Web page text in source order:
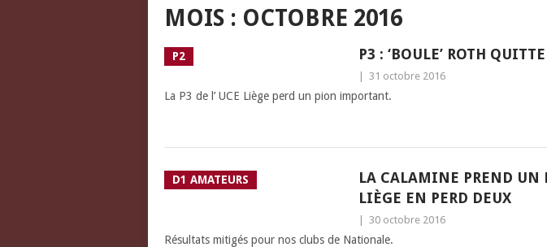
MOIS : OCTOBRE 2016
P2 P3 : ‘BOULE’ ROTH
31 octobre 2016
La P3 de l’ UCE Liège perd un pion important.
D1 AMATEURS
LA CALAMINE PREND UN
LIÈGE EN PERD DEUX
30 octobre 2016
Résultats mitigés pour nos clubs de Nationale.